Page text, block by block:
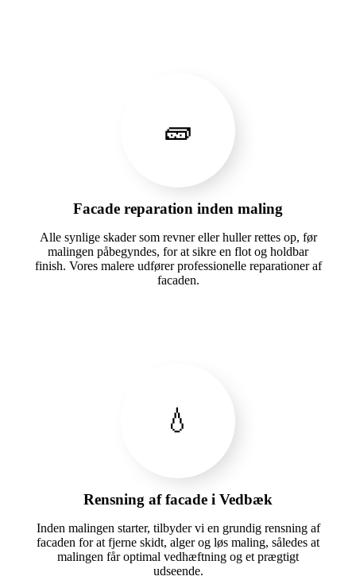
🧱
Facade reparation inden maling
Alle synlige skader som revner eller huller rettes op, før
malingen påbegyndes, for at sikre en flot og holdbar
finish. Vores malere udfører professionelle reparationer af
facaden.
💧
Rensning af facade i Vedbæk
Inden malingen starter, tilbyder vi en grundig rensning af
facaden for at fjerne skidt, alger og løs maling, således at
malingen får optimal vedhæftning og et prægtigt
udseende.